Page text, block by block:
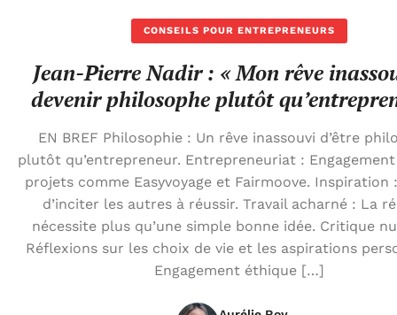
CONSEILS POUR ENTREPRENEURS
Jean-Pierre Nadir : « Mon rêve
devenir philosophe plutôt
EN BREF Philosophie : Un rêve inassouvi d’être
plutôt qu’entrepreneur. Entrepreneuriat :
projets comme Easyvoyage et Fairmoove. Inspiration
d’inciter les autres à réussir. Travail acharné : La
nécessite plus qu’une simple bonne idée. Critique
Réflexions sur les choix de vie et les aspirations
Engagement éthique […]